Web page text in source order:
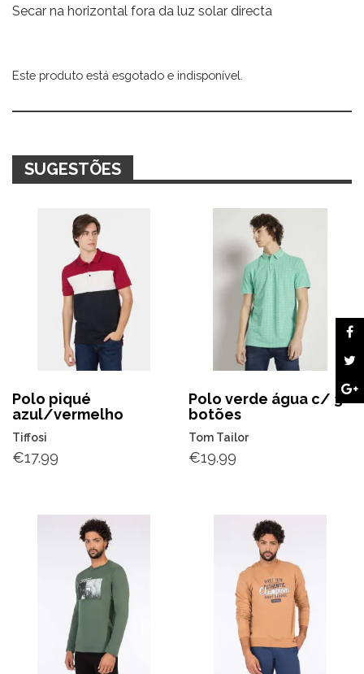
Secar na horizontal fora da luz solar directa
Este produto está esgotado e indisponível.
Alternative:
SUGESTÕES
Polo piqué
azul/vermelho
Tiffosi
€17.99
Polo verde água c/ 3
botões
Tom Tailor
€19.99